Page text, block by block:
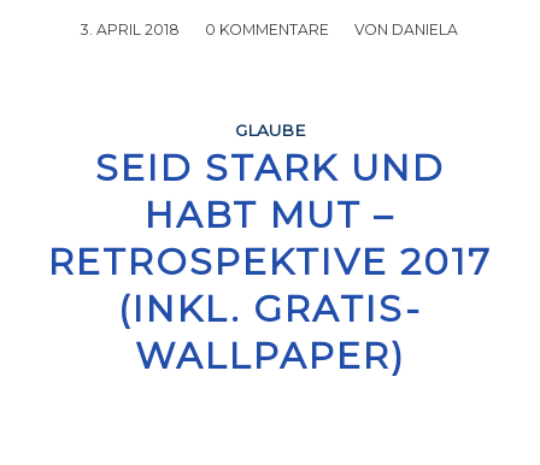
3. APRIL 2018
/ 0 KOMMENTARE
/ VON DANIELA
GLAUBE
SEID STARK UND
HABT MUT –
RETROSPEKTIVE 2017
(INKL. GRATIS-
WALLPAPER)